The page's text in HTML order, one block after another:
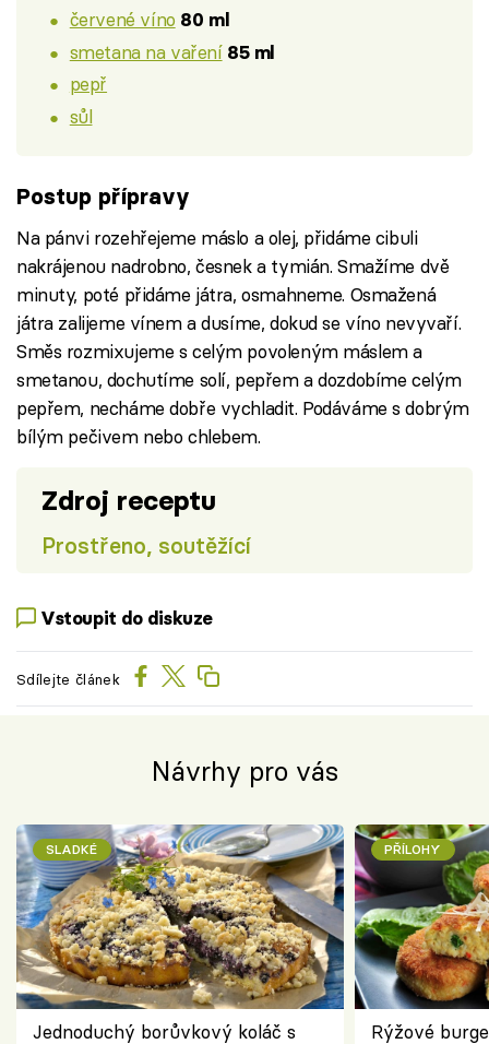
červené víno 80 ml
smetana na vaření 85 ml
pepř
sůl
Postup přípravy
Na pánvi rozehřejeme máslo a olej, přidáme cibuli
nakrájenou nadrobno, česnek a tymián. Smažíme dvě
minuty, poté přidáme játra, osmahneme. Osmažená
játra zalijeme vínem a dusíme, dokud se víno nevyvaří.
Směs rozmixujeme s celým povoleným máslem a
smetanou, dochutíme solí, pepřem a dozdobíme celým
pepřem, necháme dobře vychladit. Podáváme s dobrým
bílým pečivem nebo chlebem.
Zdroj receptu
Prostřeno, soutěžící
Vstoupit do diskuze
Sdílejte článek
Návrhy pro vás
SLADKÉ
Jednoduchý borůvkový koláč s
PŘÍLOHY
Rýžové